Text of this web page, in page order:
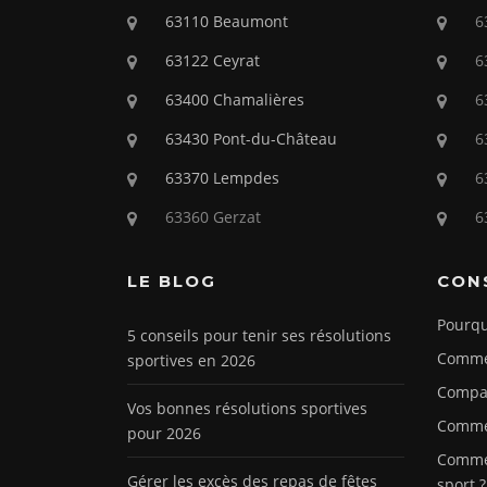
63110 Beaumont
63122 Ceyrat
63400 Chamalières
63430 Pont-du-Château
63370 Lempdes
63360 Gerzat
LE BLOG
5 conseils pour tenir ses résolutions
sportives en 2026
Vos bonnes résolutions sportives
pour 2026
Gérer les excès des repas de fêtes